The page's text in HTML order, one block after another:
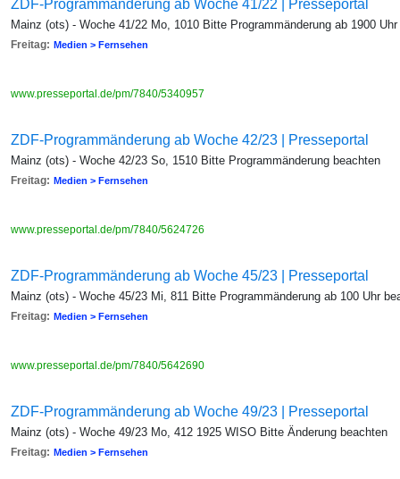
ZDF-Programmänderung ab Woche 41/22 | Presseportal
Mainz (ots) - Woche 41/22 Mo, 1010 Bitte Programmänderung ab 1900
Freitag: Medien > Fernsehen
www.presseportal.de/pm/7840/5340957
ZDF-Programmänderung ab Woche 42/23 | Presseportal
Mainz (ots) - Woche 42/23 So, 1510 Bitte Programmänderung beachten
Freitag: Medien > Fernsehen
www.presseportal.de/pm/7840/5624726
ZDF-Programmänderung ab Woche 45/23 | Presseportal
Mainz (ots) - Woche 45/23 Mi, 811 Bitte Programmänderung ab 100 Uhr
Freitag: Medien > Fernsehen
www.presseportal.de/pm/7840/5642690
ZDF-Programmänderung ab Woche 49/23 | Presseportal
Mainz (ots) - Woche 49/23 Mo, 412 1925 WISO Bitte Änderung beachten
Freitag: Medien > Fernsehen